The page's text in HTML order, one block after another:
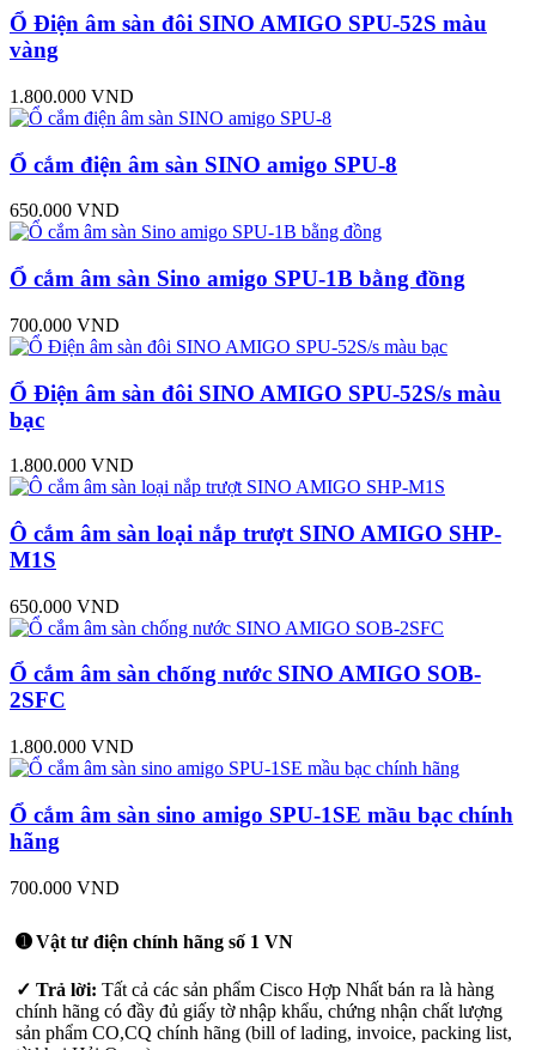
Ổ Điện âm sàn đôi SINO AMIGO SPU-52S màu
vàng
1.800.000 VND
Ổ cắm điện âm sàn SINO amigo SPU-8
650.000 VND
Ổ cắm âm sàn Sino amigo SPU-1B bằng đồng
700.000 VND
Ổ Điện âm sàn đôi SINO AMIGO SPU-52S/s màu
bạc
1.800.000 VND
Ô cắm âm sàn loại nắp trượt SINO AMIGO SHP-
M1S
650.000 VND
Ổ cắm âm sàn chống nước SINO AMIGO SOB-
2SFC
1.800.000 VND
Ổ cắm âm sàn sino amigo SPU-1SE mầu bạc chính
hãng
700.000 VND
➊ Vật tư điện chính hãng số 1 VN
✓ Trả lời: Tất cả các sản phẩm Cisco Hợp Nhất bán ra là hàng
chính hãng có đầy đủ giấy tờ nhập khẩu, chứng nhận chất lượng
sản phẩm CO,CQ chính hãng (bill of lading, invoice, packing list,